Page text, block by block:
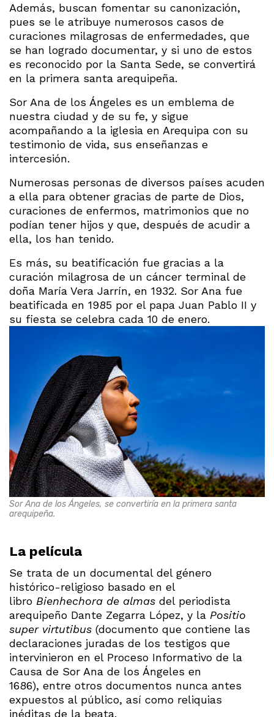
Además, buscan fomentar su canonización,
pues se le atribuye numerosos casos de
curaciones milagrosas de enfermedades, que
se han logrado documentar, y si uno de estos
es reconocido por la Santa Sede, se convertirá
en la primera santa arequipeña.
Sor Ana de los Ángeles es un emblema de
nuestra ciudad y de su fe, y sigue
acompañando a la iglesia en Arequipa con su
testimonio de vida, sus enseñanzas e
intercesión.
Numerosas personas de diversos países acuden
a ella para obtener gracias de parte de Dios,
curaciones de enfermos, matrimonios que no
podían tener hijos y que, después de acudir a
ella, los han tenido.
Es más, su beatificación fue gracias a la
curación milagrosa de un cáncer terminal de
doña María Vera Jarrín, en 1932. Sor Ana fue
beatificada en 1985 por el papa Juan Pablo II y
su fiesta se celebra cada 10 de enero.
Sor Ana de los Ángeles, se convertiría en la primera santa
arequipeña.
La película
Se trata de un documental del género
histórico-religioso basado en el
libro Bienhechora de almas del periodista
arequipeño Dante Zegarra López, y la Positio
super virtutibus (documento que contiene las
declaraciones juradas de los testigos que
intervinieron en el Proceso Informativo de la
Causa de Sor Ana de los Ángeles en
1686), entre otros documentos nunca antes
expuestos al público, así como reliquias
inéditas de la beata.